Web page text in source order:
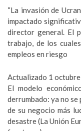
“La invasión de
impactado
director general. El
trabajo, de los
empleos en riesgo
Actualizado 1
El modelo
derrumbado: ya no
de su negocio más
desastre (La Unión